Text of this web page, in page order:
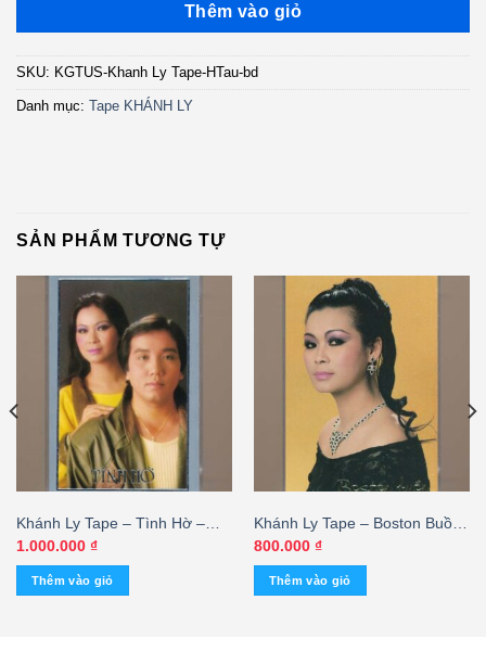
Thêm vào giỏ
SKU: KGTUS-Khanh Ly Tape-HTau-bd
Danh mục: Tape KHÁNH LY
SẢN PHẨM TƯƠNG TỰ
Khánh Ly Tape – Tình Hờ –
Khánh Ly – Elvis Phương
(Băng Đen) KGTUS
1.000.000 ₫
Thêm vào giỏ
Khánh Ly Tape – Boston Buồn
(KGTUS) – cái
800.000 ₫
Thêm vào giỏ